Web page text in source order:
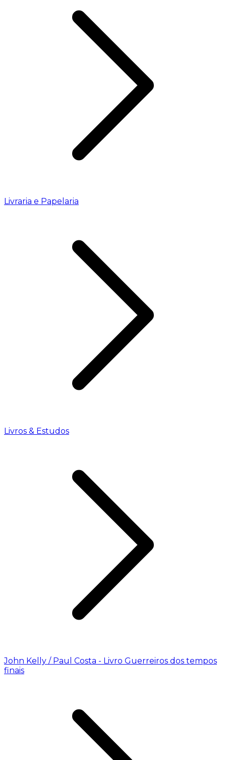
Livraria e Papelaria
Livros & Estudos
John Kelly / Paul Costa - Livro Guerreiros dos tempos
finais